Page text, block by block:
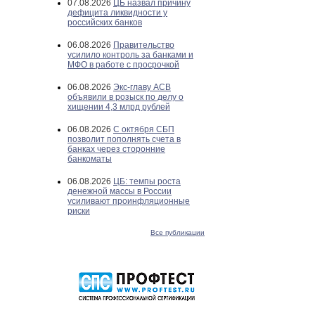
07.08.2026 ЦБ назвал причину
дефицита ликвидности у
российских банков
06.08.2026 Правительство
усилило контроль за банками и
МФО в работе с просрочкой
06.08.2026 Экс-главу АСВ
объявили в розыск по делу о
хищении 4,3 млрд рублей
06.08.2026 С октября СБП
позволит пополнять счета в
банках через сторонние
банкоматы
06.08.2026 ЦБ: темпы роста
денежной массы в России
усиливают проинфляционные
риски
Все публикации